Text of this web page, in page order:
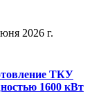
2026 г.
ТКУ
1600 кВт